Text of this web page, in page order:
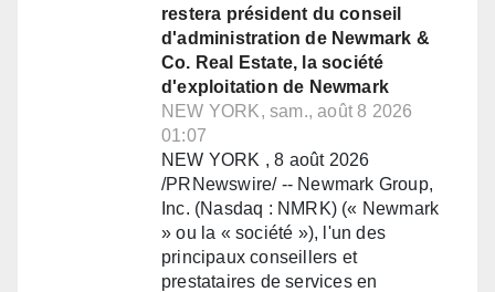
restera président du conseil
d'administration de Newmark &
Co. Real Estate, la société
d'exploitation de Newmark
NEW YORK, sam., août 8 2026
01:07
NEW YORK , 8 août 2026
/PRNewswire/ -- Newmark Group,
Inc. (Nasdaq : NMRK) (« Newmark
» ou la « société »), l'un des
principaux conseillers et
prestataires de services en